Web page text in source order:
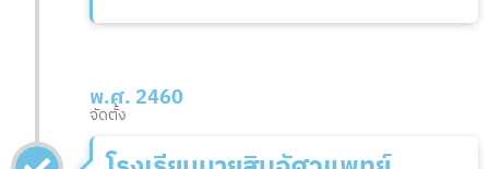
พ.ศ. 2460
จัดตั้ง